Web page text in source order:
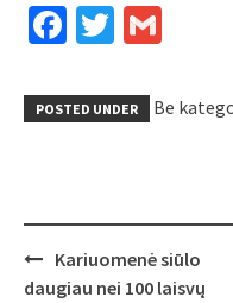
Facebook
Twitter
POSTED UNDER Be
Post
navigation
Kariuomenė siūlo
daugiau nei 100 laisvų